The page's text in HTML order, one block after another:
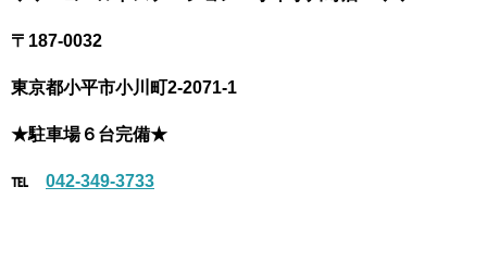
〒 187-0032
東京都小平市小川町2-2071-1
★駐車場６台完備★
℡ 042-349-3733